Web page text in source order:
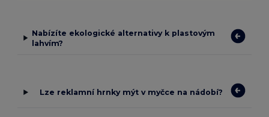
Nabízíte ekologické alternativy k plastovým
lahvím?
Lze reklamní hrnky mýt v myčce na nádobí?